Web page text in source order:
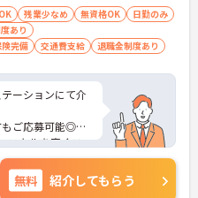
残業少なめ 無資格OK
日勤のみ
あり
完備 交通費支給 退職金制度あり
ーションにて介
ご応募可能◎社
スキルを磨くこ
までお問い合わ
します！
無料 紹介してもらう